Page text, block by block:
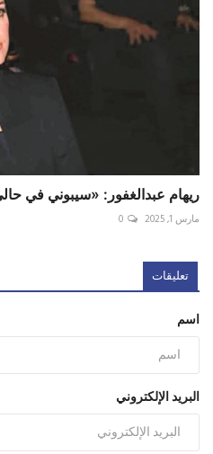
ريهام عبدالغفور: «سيبوني في
مارس 1, 2025 0
تعليقات
اسم
البريد الإلكتروني